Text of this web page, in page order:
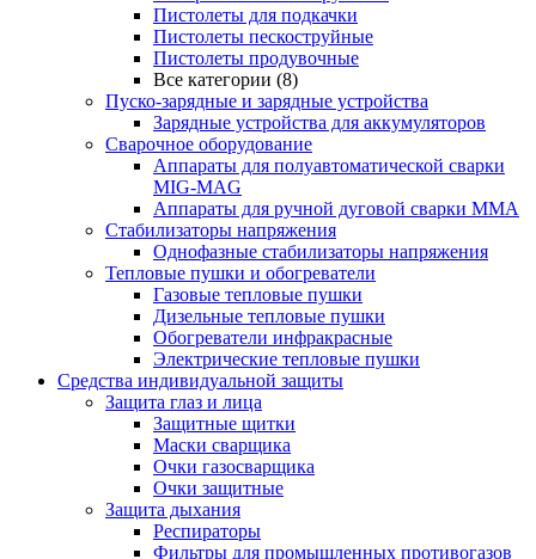
Пистолеты для подкачки
Пистолеты пескоструйные
Пистолеты продувочные
Все категории (8)
Пуско-зарядные и зарядные устройства
Зарядные устройства для аккумуляторов
Сварочное оборудование
Аппараты для полуавтоматической сварки
MIG-MAG
Аппараты для ручной дуговой сварки MMA
Стабилизаторы напряжения
Однофазные стабилизаторы напряжения
Тепловые пушки и обогреватели
Газовые тепловые пушки
Дизельные тепловые пушки
Обогреватели инфракрасные
Электрические тепловые пушки
Средства индивидуальной защиты
Защита глаз и лица
Защитные щитки
Маски сварщика
Очки газосварщика
Очки защитные
Защита дыхания
Респираторы
Фильтры для промышленных противогазов